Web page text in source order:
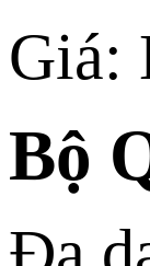
Giá:
Bộ